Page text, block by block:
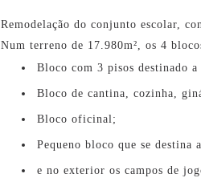
Remodelação do conjunto escolar,
Num terreno de 17.980m², os 4
Bloco com 3 pisos destinado
Bloco de cantina, cozinha,
Bloco oficinal;
Pequeno bloco que se destina
e no exterior os campos de